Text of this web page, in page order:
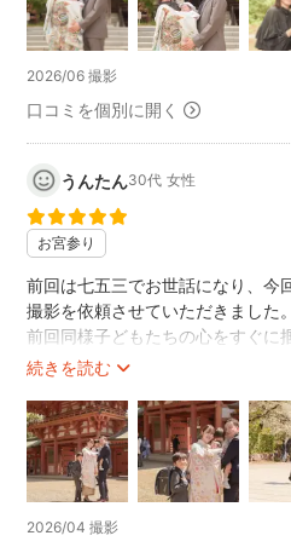
◯家族写真
◯お子様の成長記録
◯プロフィール用のポートレート
◯ライブ
人物撮影をメインに活動しており
・2011年3月11日東日本大震災を
ロジェクト」を友人と企画。気仙
学校の子ども達（当時小学５年
を中心に全国で展示し、募金を募
る、セルフケアプロジェクトに
・2014年〜現在「Exhibition in
日本初の公園展を開催し好評を
・2015年〜2016年 「カマクラ図
http://www.group-rough.net/
"写真展"
にもとても満足しております。
親しみやすいお人柄で、リラック
撮影後、「藤原さんに頼んで良か
是非また何かの節目で撮影をお願
この度はありがとうございました
2026/06 撮影
口コミを個別に開く
うんたん30代 女性
お宮参り
続きを読む
前回は七五三でお世話になり、今
撮影を依頼させていただきました。
前回同様子どもたちの心をすぐに
ばかりの子のペースにも合わせつ
てくださったのもとてもありがた
家族のイベント事がある際にはま
うと思います。
ありがとうございました！
2026/04 撮影